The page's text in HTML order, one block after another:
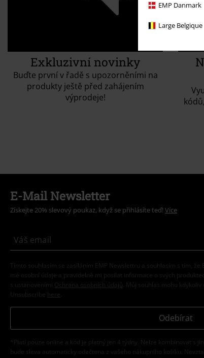
EMP Danmark
Large Belgique
Exkluzivní novinky
Buďte první v řadě s upozorněními na
produkty ještě před zahájením
výprodeje!
E-Mail Newsletter
Získejte 20% slevový poukaz, když se přihlásíte teď! Více
Tímto souhlasím se zasíláním EMP Newslettru a souhlasím s tím,
mé osobní údaje a pravidelně mi posílat informace o svých
s ustanoveními
Ochrana osobních údajů . Můj souhlas mohu
Unsubscribe here
Odebírat
*Platí pouze online a kód je platný jen 4 týdny. Nelze kombinovat s
bude sleva automaticky odečtena z vašeho nákupního košíku.